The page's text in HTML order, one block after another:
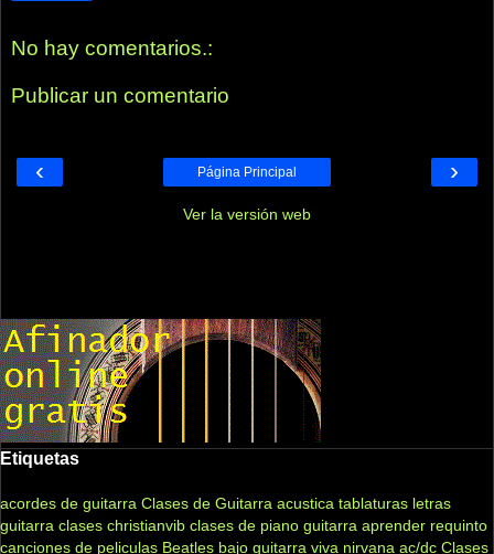
No hay comentarios.:
Publicar un comentario
‹ ›
Página Principal
Ver la versión web
Etiquetas
acordes de guitarra Clases de Guitarra acustica tablaturas letras
guitarra clases christianvib clases de piano guitarra aprender requinto
canciones de peliculas Beatles bajo guitarra viva nirvana ac/dc Clases